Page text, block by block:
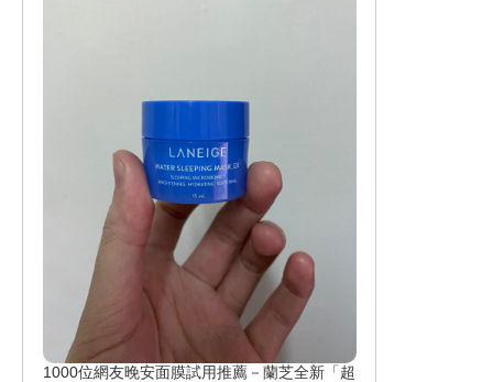
1000位網友晚安面膜試用推薦－蘭芝全新「超